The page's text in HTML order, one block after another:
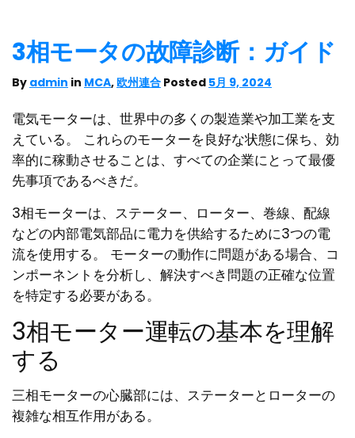
3相モータの故障診断：ガイド
By admin in MCA,欧州連合 Posted 5月 9, 2024
電気モーターは、世界中の多くの製造業や加工業を支
えている。 これらのモーターを良好な状態に保ち、効
率的に稼動させることは、すべての企業にとって最優
先事項であるべきだ。
3相モーターは、ステーター、ローター、巻線、配線
などの内部電気部品に電力を供給するために3つの電
流を使用する。 モーターの動作に問題がある場合、コ
ンポーネントを分析し、解決すべき問題の正確な位置
を特定する必要がある。
3相モーター運転の基本を理解
する
三相モーターの心臓部には、ステーターとローターの
複雑な相互作用がある。